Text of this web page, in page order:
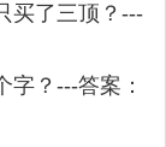
买了三顶？---
？---答案：